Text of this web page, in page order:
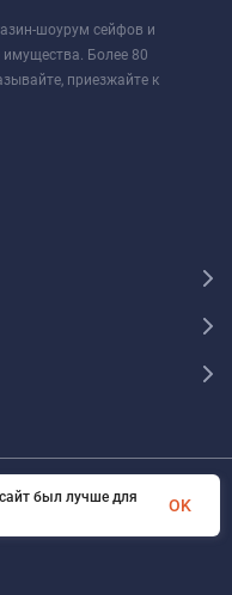
шоурум сейфов и
Более 80
приезжайте к
защищены
был лучше для
OK